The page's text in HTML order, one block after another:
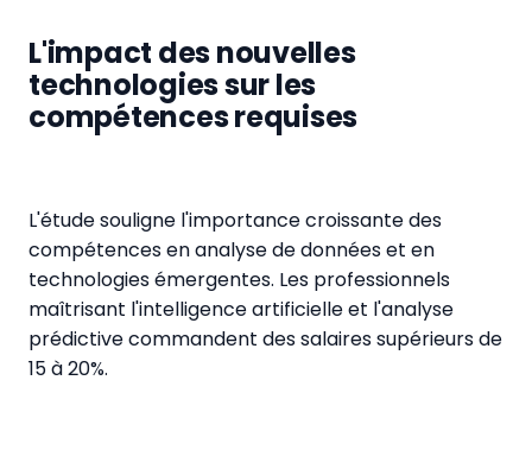
L'impact des nouvelles
technologies sur les
compétences requises
L'étude souligne l'importance croissante des
compétences en analyse de données et en
technologies émergentes. Les professionnels
maîtrisant l'intelligence artificielle et l'analyse
prédictive commandent des salaires supérieurs de
15 à 20%.